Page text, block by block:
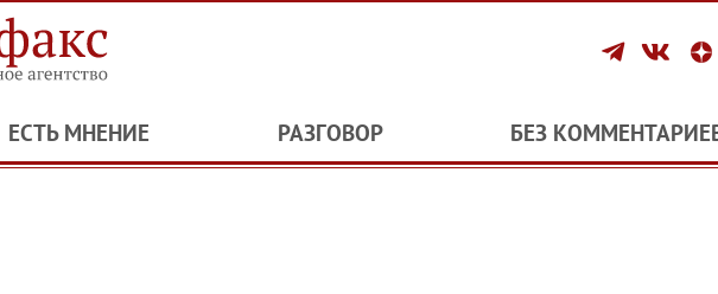
ЕСТЬ МНЕНИЕ РАЗГОВОР БЕЗ